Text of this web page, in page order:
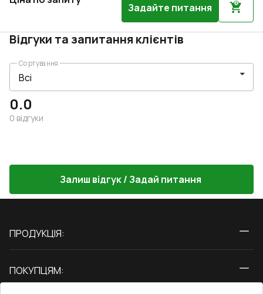
Задайте питання
Відгуки та запитання клієнтів
0.0
0 відгуки
Сортування
Залиш відгук / Задай питання
ПРОДУКЦІЯ:
Двері
ПОКУПЦЯМ: